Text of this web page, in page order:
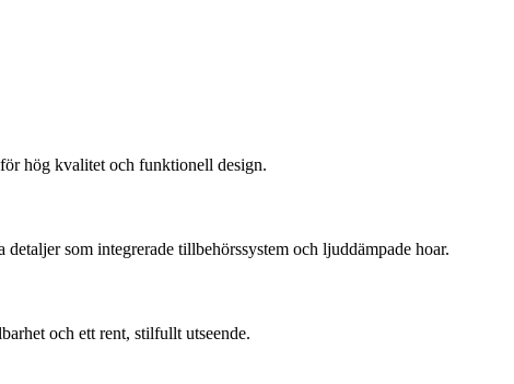
hög kvalitet och funktionell design.
som integrerade tillbehörssystem och ljuddämpade hoar.
och ett rent, stilfullt utseende.